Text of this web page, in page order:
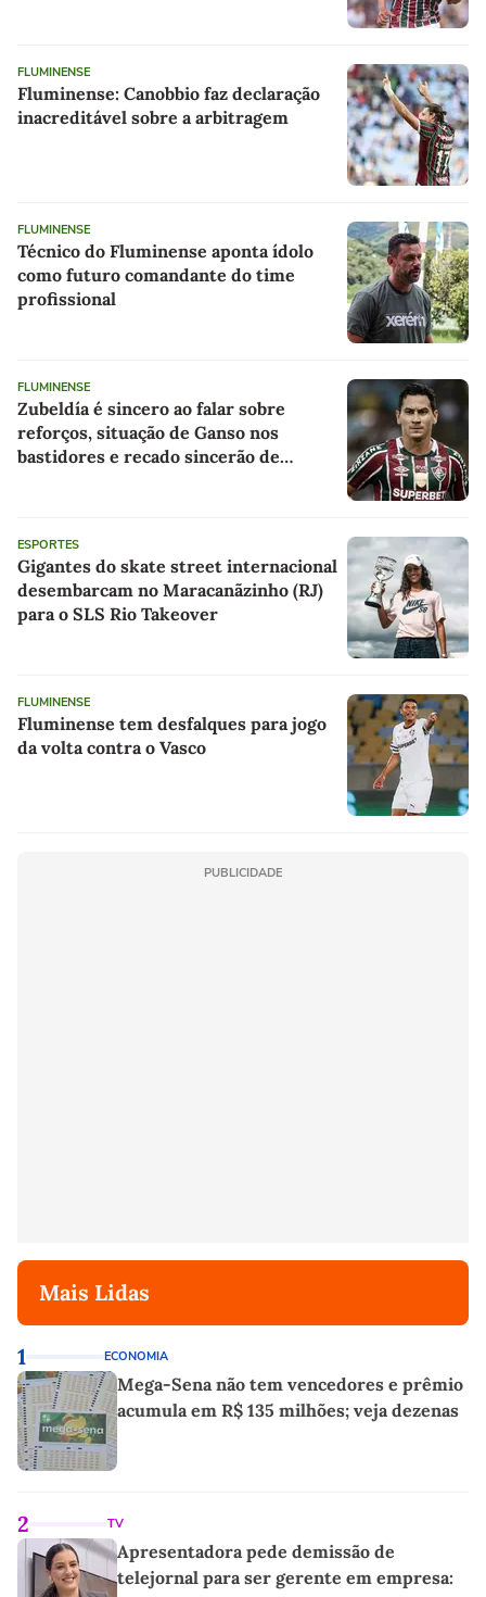
FLUMINENSE
Fluminense: Canobbio faz declaração
inacreditável sobre a arbitragem
FLUMINENSE
Técnico do Fluminense aponta ídolo
como futuro comandante do time
profissional
FLUMINENSE
Zubeldía é sincero ao falar sobre
reforços, situação de Ganso nos
bastidores e recado sincerão de
ESPORTES
Gigantes do skate street internacional
desembarcam no Maracanãzinho (RJ)
para o SLS Rio Takeover
FLUMINENSE
Fluminense tem desfalques para jogo
da volta contra o Vasco
PUBLICIDADE
Mais Lidas
1 ECONOMIA
Mega-Sena não tem vencedores e prêmio
acumula em R$ 135 milhões; veja dezenas
2 TV
Apresentadora pede demissão de
telejornal para ser gerente em empresa: